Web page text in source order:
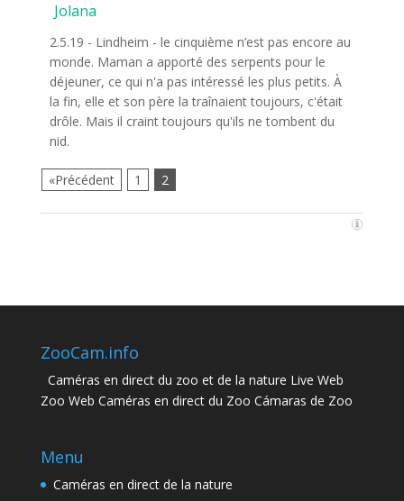
Jolana
2.5.19 - Lindheim - le cinquième n’est pas encore au
monde. Maman a apporté des serpents pour le
déjeuner, ce qui n'a pas intéressé les plus petits. À
la fin, elle et son père la traînaient toujours, c'était
drôle. Mais il craint toujours qu'ils ne tombent du
nid.
«Précédent 1 2
ZooCam.info
Caméras en direct du zoo et de la nature Live Web
Zoo Web Caméras en direct du Zoo Cámaras de Zoo
Menu
Caméras en direct de la nature